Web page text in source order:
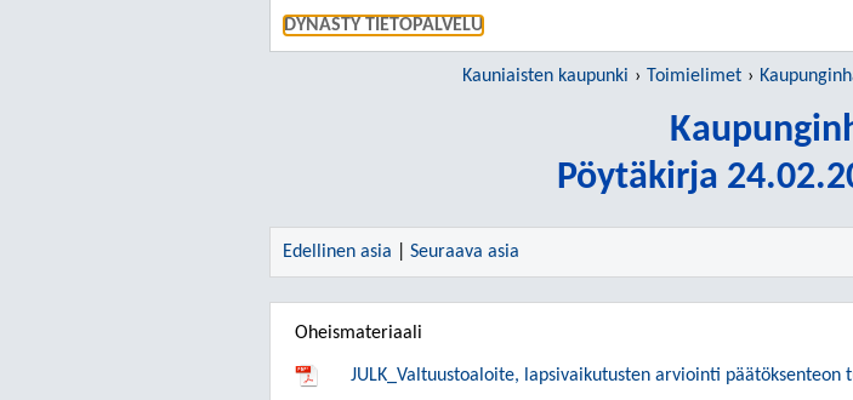
DYNASTY TIETOPALVELU
Kauniaisten kaupunki Toimielimet
Pöytäkirja
Edellinen asia Seuraava asia
Oheismateriaali
JULK_Valtuustoaloite, lapsivaikutusten arviointi päätöksenteon